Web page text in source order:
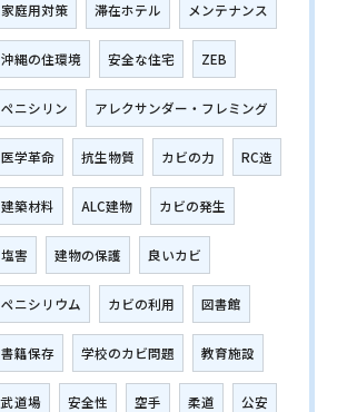
家庭用対策 滞在ホテル メンテナンス
沖縄の住環境 安全な住宅 ZEB
ペニシリン アレクサンダー・フレミング
医学革命 抗生物質 カビの力 RC造
建築材料 ALC建物 カビの発生
塩害 建物の保護 良いカビ
ペニシリウム カビの利用 図書館
書籍保存 学校のカビ問題 教育施設
武道場 安全性 空手 柔道 公安